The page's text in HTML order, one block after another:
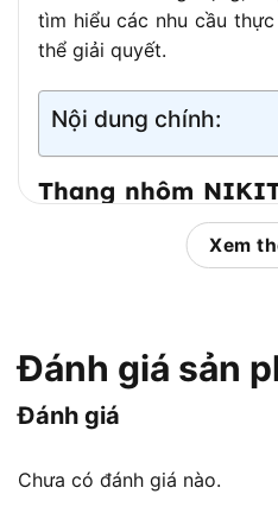
tìm hiểu các nhu cầu
thể giải quyết.
Nội dung chính:
Thang nhôm
nhu cầu nào?
Xem
Đánh giá sản
Đánh giá
Chưa có đánh giá nào.